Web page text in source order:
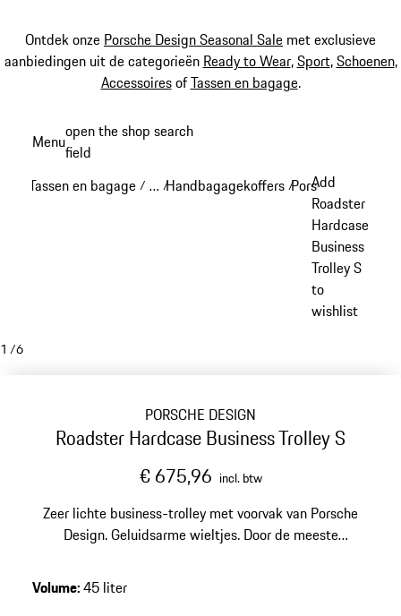
Ontdek onze Porsche Design Seasonal Sale met exclusieve
aanbiedingen uit de categorieën Ready to Wear,Sport,Schoenen,
AccessoiresofTassen en bagage.
hoofdinhoud
Menuopen the shop search
field
Tassen en bagage / …
Reveal collapsed breadcrumb items
/Handbagagekoffers /Porsche Design
Add
Roadster
Hardcase
Business
Trolley S
to
wishlist
1 /6
PORSCHE DESIGN
Roadster Hardcase Business Trolley S
€ 675,96 incl. btw
Zeer lichte business-trolley met voorvak van Porsche
Design. Geluidsarme wieltjes. Door de meeste
Volume:45 liter